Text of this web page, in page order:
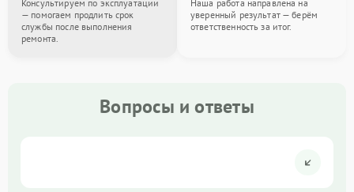
Консультируем по эксплуатации
— помогаем продлить срок
службы после выполнения
ремонта.
Наша работа направлена на
уверенный результат — берём
ответственность за итог.
Вопросы и ответы